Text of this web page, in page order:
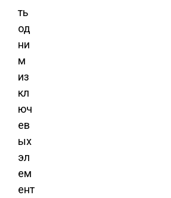
ть
од
ни
м
из
кл
юч
ев
ых
эл
ем
ент